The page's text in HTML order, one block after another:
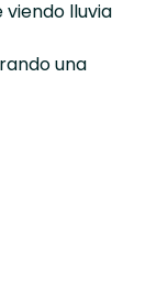
lluvia
una